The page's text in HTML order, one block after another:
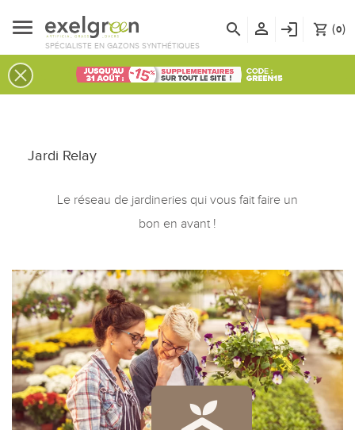
SPÉCIALISTE EN GAZONS SYNTHÉTIQUES
shopping_cart (0)
login
person_outline
search
Jardi Relay
Le réseau de jardineries qui vous fait faire un
bon en avant !